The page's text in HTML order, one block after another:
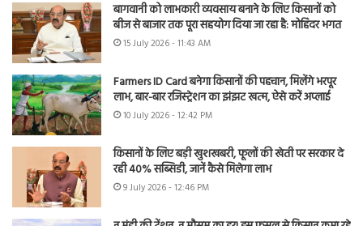
बागवानी को लाभकारी व्यवसाय बनाने के लिए किसानों को
बीज से बाजार तक पूरा सहयोग दिया जा रहा है: मोहिंदर भगत
15 July 2026 - 11:43 AM
Farmers ID Card बनेगा किसानों की पहचान, मिलेंगे भरपूर
लाभ, बार-बार रजिस्ट्रेशन का झंझट खत्म, ऐसे करें अप्लाई
10 July 2026 - 12:42 PM
किसानों के लिए बड़ी खुशखबरी, फूलों की खेती पर सरकार दे
रही 40% सब्सिडी, जानें कैसे मिलेगा लाभ
9 July 2026 - 12:46 PM